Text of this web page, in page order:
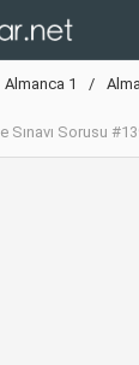
Almanca 1
Sınavı Sorusu